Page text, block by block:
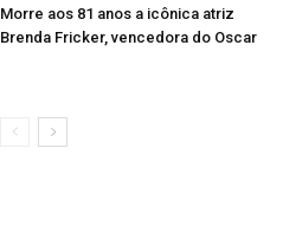
Morre aos 81 anos a icônica atriz
Brenda Fricker, vencedora do Oscar